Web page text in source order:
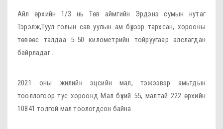
Айл өрхийн 1/3 нь Төв аймгийн Эрдэнэ сумын нутаг
Тэрэлж,Туул голын сав уулын ам бүрээр тархсан, хорооны
төвөөс талдаа 5-50 километрийн тойруугаар алслагдан
байрладаг .
2021 оны жилийн эцсийн мал, тэжээвэр амьтдын
тооллогоор тус хороонд Мал бүхий 55, малтай 222 өрхийн
10841 толгой мал тоологдсон байна.